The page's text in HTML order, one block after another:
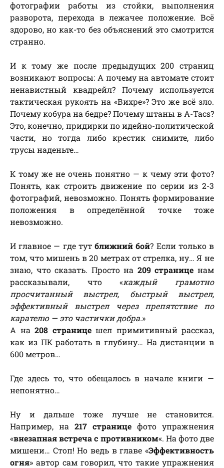
фотографии работы из стойки, выполнения
разворота, перехода в лежачее положение. Всё
здорово, но как-то без объяснений это смотрится
странно.
И к тому же после предыдущих 200 страниц
возникают вопросы: А почему на автомате стоит
ненавистный квадрейл? Почему используется
тактическая рукоять на «Вихре»? Это же всё зло.
Почему кобура на бедре? Почему штаны в A-Tacs?
Это, конечно, придирки по идейно-политической
части, но тогда либо крестик снимите, либо
трусы наденьте…
К тому же не очень понятно — к чему эти фото?
Понять, как строить движение по серии из 2-3
фотографий, невозможно. Понять формирование
положения в определённой точке тоже
невозможно.
И главное — где тутближний бой? Если только в
том, что мишень в 20 метрах от стрелка, ну… Я не
знаю, что сказать. Просто на 209 странице нам
рассказывали, что «каждый грамотно
просчитанный выстрел, быстрый выстрел,
эффективный выстрел через препятствие по
карателю — это частички добра.»
А на 208 страницешел примитивный рассказ,
как из ПК работать в глубину… На дистанции в
600 метров…
Где здесь то, что обещалось в начале книги —
непонятно…
Ну и дальше тоже лучше не становится.
Например, на 217 странице фото упражнения
«внезапная встреча с противником«. На фото две
мишени… Стоп! Но ведь в главе «Эффективность
огня» автор сам говорил, что такие упражнения